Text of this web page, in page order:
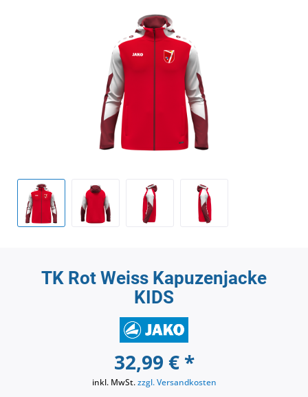
TK Rot Weiss Kapuzenjacke
KIDS
32,99 € *
inkl. MwSt.zzgl. Versandkosten